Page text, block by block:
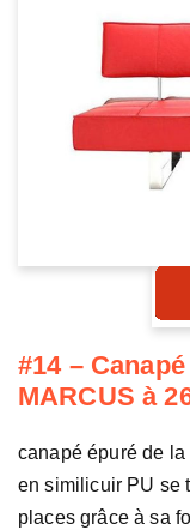
#14 –
MARCUS à
canapé épuré de
en similicuir PU se
places grâce à sa